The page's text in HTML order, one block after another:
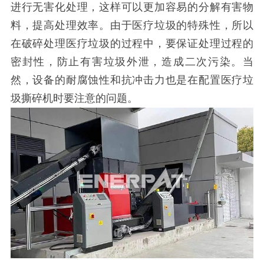
进行无害化处理，这样可以更加容易的分解有害物
料，提高处理效率。由于医疗垃圾的特殊性，所以
在破碎处理医疗垃圾的过程中，要保证处理过程的
密封性，防止有害垃圾外泄，造成二次污染。当
然，设备的耐腐蚀性和抗冲击力也是在配置医疗垃
圾撕碎机时要注意的问题。